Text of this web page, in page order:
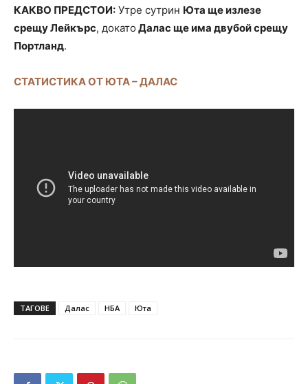
КАКВО ПРЕДСТОИ: Утре сутрин Юта ще излезе
срещу Лейкърс, докато Далас ще има двубой срещу
Портланд.
СТАТИСТИКА ОТ ЮТА – ДАЛАС
ТАГОВЕ Далас НБА Юта